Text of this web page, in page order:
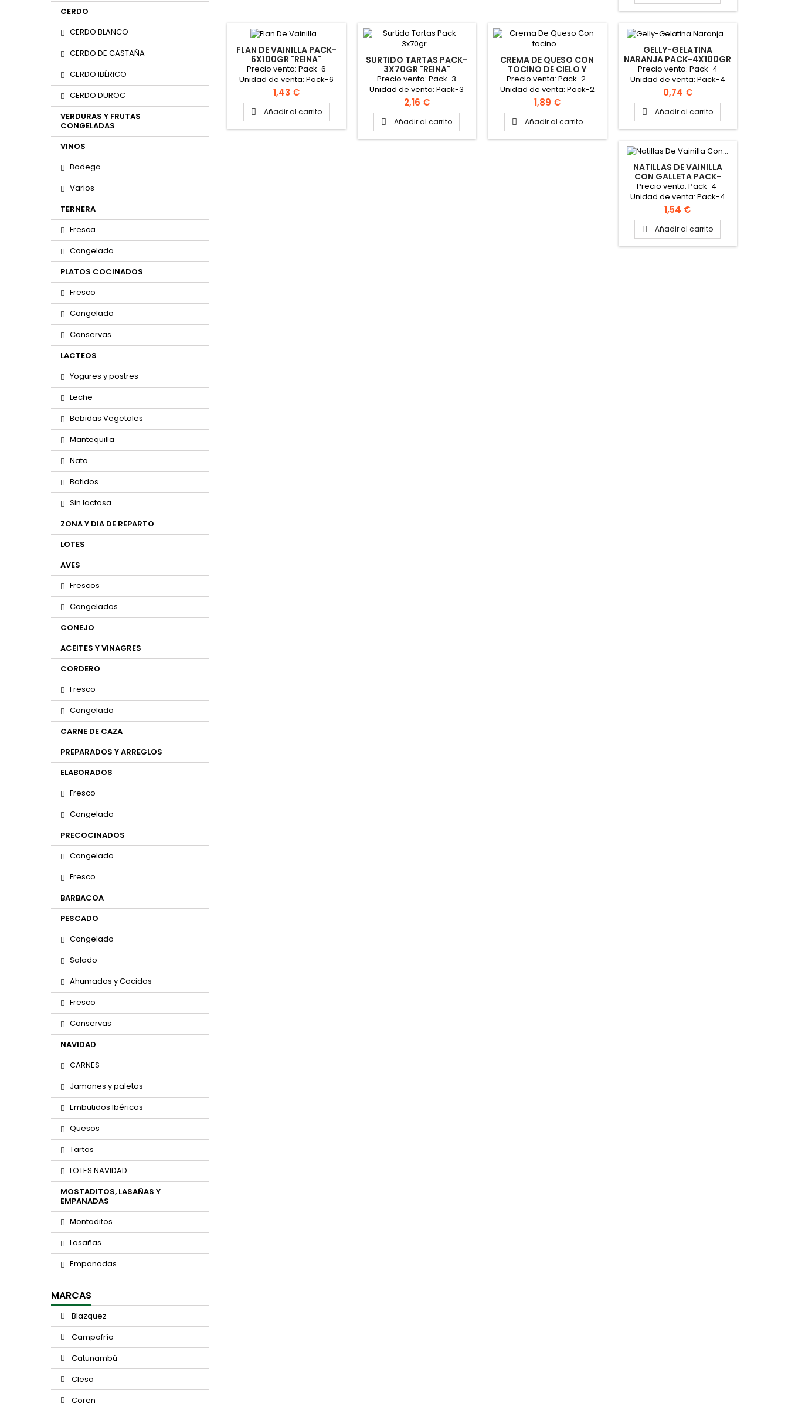
CERDO
CERDO BLANCO
CERDO DE CASTAÑA
CERDO IBÉRICO
CERDO DUROC
VERDURAS Y FRUTAS
CONGELADAS
VINOS
Bodega
Varios
TERNERA
Fresca
Congelada
PLATOS COCINADOS
Fresco
Congelado
Conservas
LACTEOS
Yogures y postres
Leche
Bebidas Vegetales
Mantequilla
Nata
Batidos
Sin lactosa
ZONA Y DIA DE REPARTO
LOTES
AVES
Frescos
Congelados
CONEJO
ACEITES Y VINAGRES
CORDERO
Fresco
Congelado
CARNE DE CAZA
PREPARADOS Y ARREGLOS
ELABORADOS
Fresco
Congelado
PRECOCINADOS
Congelado
Fresco
BARBACOA
PESCADO
Congelado
Salado
Ahumados y Cocidos
Fresco
Conservas
NAVIDAD
CARNES
Jamones y paletas
Embutidos Ibéricos
Quesos
Tartas
LOTES NAVIDAD
MOSTADITOS, LASAÑAS Y
EMPANADAS
Montaditos
Lasañas
Empanadas
MARCAS
Blazquez
Campofrío
Catunambú
Clesa
Coren
FLAN DE VAINILLA PACK-
6X100GR "REINA"
Precio venta: Pack-6
Unidad de venta: Pack-6
Caja: 8 packs PINCHAR AQUÍ
PARA VER FICHA TÉCNICA
Precio
1,43 €
 Añadir al carrito
SURTIDO TARTAS PACK-
3X70GR "REINA"
Precio venta: Pack-3
Unidad de venta: Pack-3
Caja: 4 packs
Precio
2,16 €
 Añadir al carrito
CREMA DE QUESO CON
TOCINO DE CIELO Y
PIÑONES PACK-2X90GR
"REINA"
Precio venta: Pack-2
Unidad de venta: Pack-2
Caja: 8 packs PINCHAR AQUÍ
PARA VER FICHA TÉCNICA
Precio
1,89 €
 Añadir al carrito
GELLY-GELATINA
NARANJA PACK-4X100GR
"REINA"
Precio venta: Pack-4
Unidad de venta: Pack-4
Caja: 12 packs PINCHAR
AQUÍ PARA VER FICHA
TÉCNICA
Precio
0,74 €
 Añadir al carrito
NATILLAS DE VAINILLA
CON GALLETA PACK-
4X125GR "REINA"
Precio venta: Pack-4
Unidad de venta: Pack-4
Caja: 6 packs PINCHAR AQUÍ
PARA VER FICHA TÉCNICA
Precio
1,54 €
 Añadir al carrito